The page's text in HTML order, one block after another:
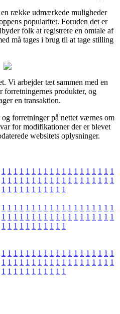
række udmærkede muligheder
popularitet. Foruden det er
folk at registrere en omtale af
må tages i brug til at tage stilling
Vi arbejder tæt sammen med en
produkter, og
en transaktion.
forretninger på nettet værnes om
for modifikationer der er blevet
websitets oplysninger.
1 1 1 1 1 1 1 1 1 1 1 1 1 1 1 1 1 1 1
1 1 1 1 1 1 1 1 1 1 1 1 1 1 1 1 1 1 1
1 1 1 1 1 1 1 1 1 1 1
1 1 1 1 1 1 1 1 1 1 1 1 1 1 1 1 1 1 1
1 1 1 1 1 1 1 1 1 1 1 1 1 1 1 1 1 1 1
1 1 1 1 1 1 1 1 1 1 1
1 1 1 1 1 1 1 1 1 1 1 1 1 1 1 1 1 1 1
1 1 1 1 1 1 1 1 1 1 1 1 1 1 1 1 1 1 1
1 1 1 1 1 1 1 1 1 1 1